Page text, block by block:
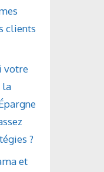
clients
votre
la
?
et